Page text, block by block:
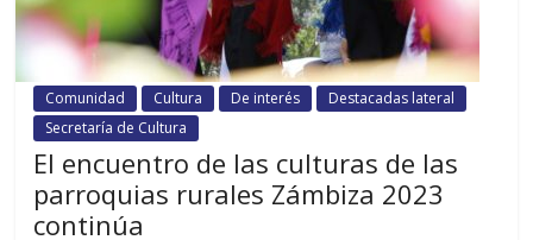
Comunidad Cultura De interés
Destacadas lateral
Secretaría de Cultura
El encuentro de las culturas de las
parroquias rurales Zámbiza 2023
continúa